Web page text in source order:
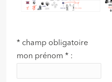
* champ obligatoire
mon prénom* :